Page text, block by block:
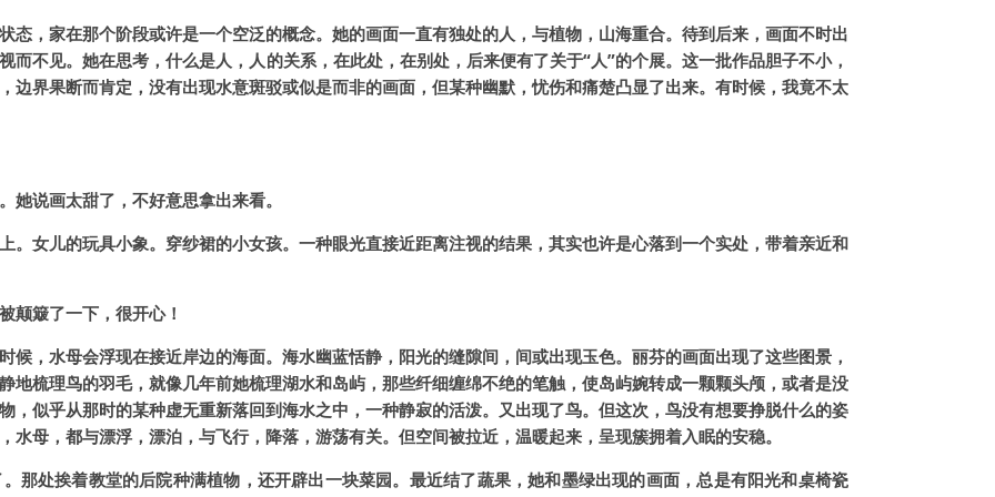
态，家在那个阶段或许是一个空泛的概念。她的画面一直有独处的人，与植物，山海重合。待到后来，画面不时出
而不见。她在思考，什么是人，人的关系，在此处，在别处，后来便有了关于“人”的个展。这一批作品胆子不小，
边界果断而肯定，没有出现水意斑驳或似是而非的画面，但某种幽默，忧伤和痛楚凸显了出来。有时候，我竟不太
说画太甜了，不好意思拿出来看。
。女儿的玩具小象。穿纱裙的小女孩。一种眼光直接近距离注视的结果，其实也许是心落到一个实处，带着亲近和
颠簸了一下，很开心！
候，水母会浮现在接近岸边的海面。海水幽蓝恬静，阳光的缝隙间，间或出现玉色。丽芬的画面出现了这些图景，
地梳理鸟的羽毛，就像几年前她梳理湖水和岛屿，那些纤细缠绵不绝的笔触，使岛屿婉转成一颗颗头颅，或者是没
，似乎从那时的某种虚无重新落回到海水之中，一种静寂的活泼。又出现了鸟。但这次，鸟没有想要挣脱什么的姿
母，都与漂浮，漂泊，与飞行，降落，游荡有关。但空间被拉近，温暖起来，呈现簇拥着入眠的安稳。
那处挨着教堂的后院种满植物，还开辟出一块菜园。最近结了蔬果，她和墨绿出现的画面，总是有阳光和桌椅瓷